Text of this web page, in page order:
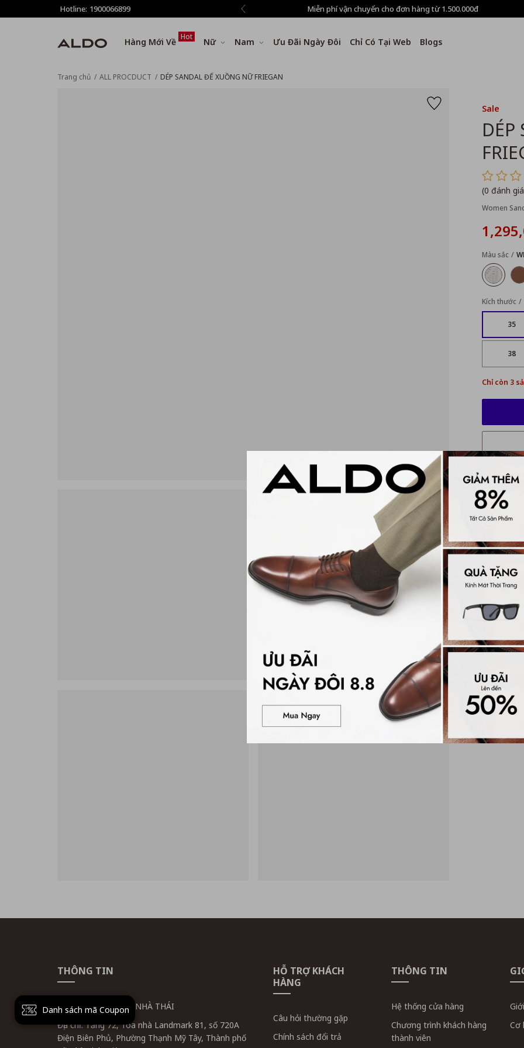
Hotline: 1900066899
thêm 8% tất cả sản phẩm ở bước Thanh toán Miễn phí vận chuyển cho đơn hàng từ 1.500.000đ
Hàng Mới Về Hot Nữ Nam Ưu Đãi Ngày Đôi Chỉ Có Tại Web Blogs
Trang chủ ALL PROCDUCT DÉP SANDAL ĐẾ XUỒNG NỮ FRIEGAN
Sale
DÉP
(0 đánh
Women
Màu sắc
Kích thước
35
38
Chỉ còn 3
Mô tả
Đánh
Danh sách mã Coupon
THÔNG TIN
CÔNG TY CỔ PHẦN NHÀ THÁI
Địa chỉ: Tầng 72, Tòa nhà Landmark 81, số 720A
Điện Biên Phủ, Phường Thạnh Mỹ Tây, Thành phố
HỖ TRỢ KHÁCH
HÀNG
Câu hỏi thường gặp
Chính sách đổi trả
THÔNG TIN
Hệ thống cửa hàng
Chương trình khách hàng
thành viên
Cơ